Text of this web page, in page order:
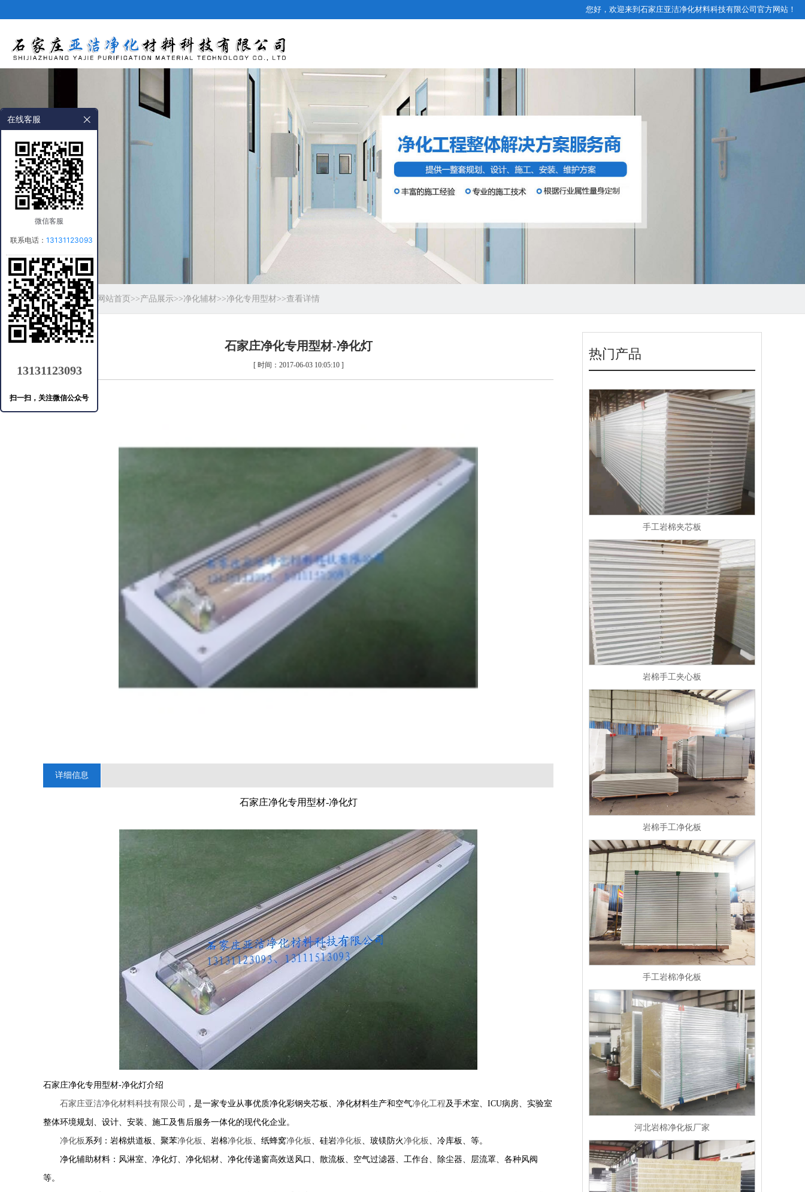
您好，欢迎来到石家庄亚洁净化材料科技有限公司官方网站！
网站首页 新闻资讯
业务咨询电话
当前位置： 网站首页 >>产品展示>>净化辅材>>净化专用型材>>查看详情
石家庄净化专用型材-净化灯
[ 时间：2017-06-03 10:05:10 ]
详细信息
石家庄净化专用型材-净化灯
石家庄净化专用型材-净化灯介绍
石家庄亚洁净化材料科技有限公司 ，是一家专业从事优质净化彩钢夹芯板、净化材料生产和空气净化工程及手术室、ICU病房、实验室
整体环境规划、设计、安装、施工及售后服务一体化的现代化企业。
净化板 系列：岩棉烘道板、聚苯净化板 、岩棉净化板 、纸蜂窝净化板 、硅岩净化板 、玻镁防火净化板 、冷库板、等。
净化辅助材料：风淋室、净化灯、净化铝材、净化传递窗高效送风口、散流板、空气过滤器、工作台、除尘器、层流罩、各种风阀
等。
热门产品
手工岩棉夹芯板
岩棉手工夹心板
岩棉手工净化板
手工岩棉净化板
河北岩棉净化板厂家
在线客服
微信客服
联系电话：13131123093
13131123093
扫一扫，关注微信公众号